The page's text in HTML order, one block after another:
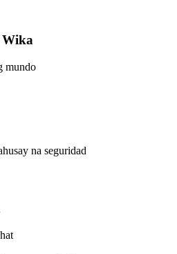
Wika
mundo
na seguridad